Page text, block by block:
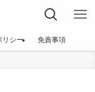
リシー 免責事項